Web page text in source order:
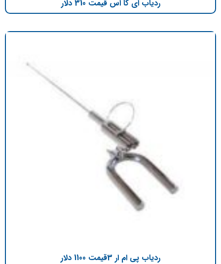
ردیاب ای کا اس قیمت 310 دلار
ردیاب پی ام ار 3قیمت 1100 دلار